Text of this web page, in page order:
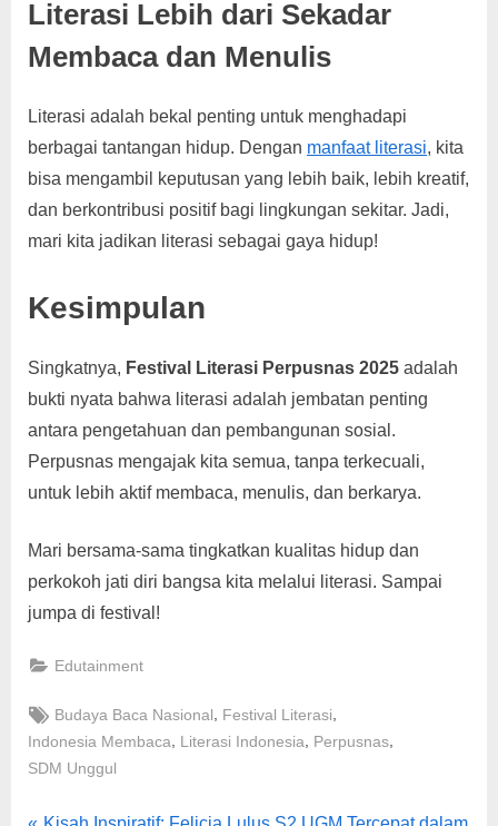
Literasi Lebih dari Sekadar
Membaca dan Menulis
Literasi adalah bekal penting untuk menghadapi
berbagai tantangan hidup. Dengan manfaat literasi, kita
bisa mengambil keputusan yang lebih baik, lebih kreatif,
dan berkontribusi positif bagi lingkungan sekitar. Jadi,
mari kita jadikan literasi sebagai gaya hidup!
Kesimpulan
Singkatnya, Festival Literasi Perpusnas 2025 adalah
bukti nyata bahwa literasi adalah jembatan penting
antara pengetahuan dan pembangunan sosial.
Perpusnas mengajak kita semua, tanpa terkecuali,
untuk lebih aktif membaca, menulis, dan berkarya.
Mari bersama-sama tingkatkan kualitas hidup dan
perkokoh jati diri bangsa kita melalui literasi. Sampai
jumpa di festival!
Edutainment
Tags:
Budaya Baca Nasional , Festival Literasi,
Indonesia Membaca, Literasi Indonesia, Perpusnas,
SDM Unggul
P